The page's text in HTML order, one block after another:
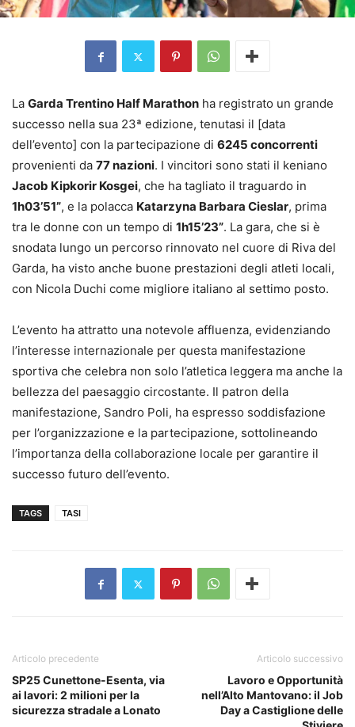
La Garda Trentino Half Marathon ha registrato un grande
successo nella sua 23ª edizione, tenutasi il [data
dell’evento] con la partecipazione di 6245 concorrenti
provenienti da 77 nazioni. I vincitori sono stati il keniano
Jacob Kipkorir Kosgei, che ha tagliato il traguardo in
1h03’51”, e la polacca Katarzyna Barbara Cieslar, prima
tra le donne con un tempo di 1h15’23”. La gara, che si è
snodata lungo un percorso rinnovato nel cuore di Riva del
Garda, ha visto anche buone prestazioni degli atleti locali,
con Nicola Duchi come migliore italiano al settimo posto.
L’evento ha attratto una notevole affluenza, evidenziando
l’interesse internazionale per questa manifestazione
sportiva che celebra non solo l’atletica leggera ma anche la
bellezza del paesaggio circostante. Il patron della
manifestazione, Sandro Poli, ha espresso soddisfazione
per l’organizzazione e la partecipazione, sottolineando
l’importanza della collaborazione locale per garantire il
successo futuro dell’evento.
TAGS TASI
Articolo precedente
SP25 Cunettone-Esenta, via
ai lavori: 2 milioni per la
sicurezza stradale a Lonato
Articolo successivo
Lavoro e Opportunità
nell’Alto Mantovano: il Job
Day a Castiglione delle